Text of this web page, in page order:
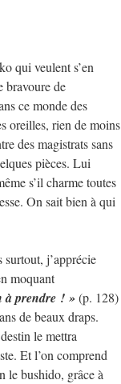
qui veulent s’en
bravoure de
ce monde des
oreilles, rien de moins
des magistrats sans
pièces. Lui
s’il charme toutes
On sait bien à qui
surtout, j’apprécie
moquant
à prendre ! »(p. 128)
de beaux draps.
le mettra
Et l’on comprend
le bushido, grâce à